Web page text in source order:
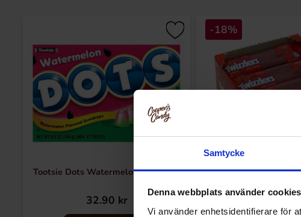
Samtycke
Denna webbplats använder cookies
Vi använder enhetsidentifierare för
Tootsie Dots Watermelon Box 184g
32.90 kr
-18%
Twizzlers Jordgubb